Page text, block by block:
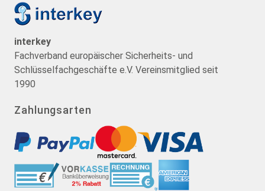
interkey
Fachverband europäischer Sicherheits- und
Schlüsselfachgeschäfte e.V. Vereinsmitglied seit
1990
Zahlungsarten